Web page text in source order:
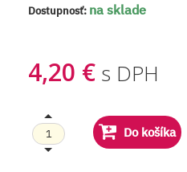
Dostupnosť: na sklade
4,20 € s DPH
Do košíka